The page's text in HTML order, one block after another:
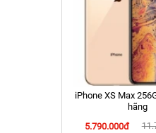
iPhone XS Max
hãng
5.790.000đ